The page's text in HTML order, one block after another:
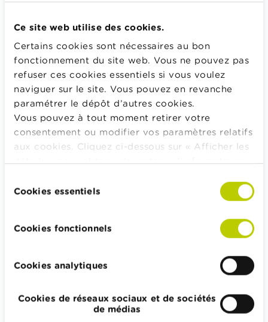
Ce site web utilise des cookies.
Certains cookies sont nécessaires au bon
fonctionnement du site web. Vous ne pouvez pas
refuser ces cookies essentiels si vous voulez
naviguer sur le site. Vous pouvez en revanche
paramétrer le dépôt d’autres cookies.
Vous pouvez à tout moment retirer votre
consentement ou modifier vos paramètres relatifs
aux cookies. Cliquez ci-dessous sur « Afficher les
consultable dans son intégralité
duCookies essentiels
Cookies fonctionnels
Cookies analytiques
Cookies de réseaux sociaux et de sociétés
de médias
Se connecter
Calculateurs, conseils pratiques, checklists
Budget, payer, emprunter et assurer
Famille
Épargner et investir
Hériter
Wikifin.be veut vous aider dans vos décisions financières. Il
met gratuitement à votre disposition une information